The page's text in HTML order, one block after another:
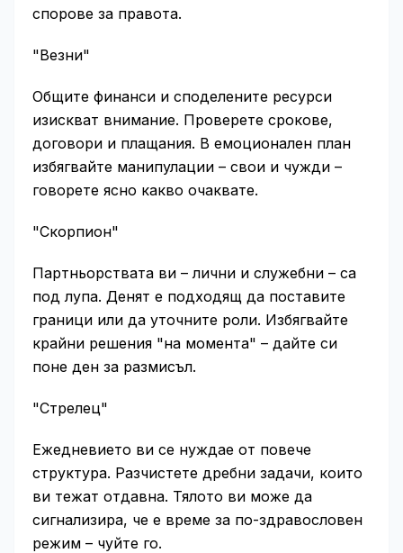
спорове за правота.
"Везни"
Общите финанси и споделените ресурси
изискват внимание. Проверете срокове,
договори и плащания. В емоционален план
избягвайте манипулации – свои и чужди –
говорете ясно какво очаквате.
"Скорпион"
Партньорствата ви – лични и служебни – са
под лупа. Денят е подходящ да поставите
граници или да уточните роли. Избягвайте
крайни решения "на момента" – дайте си
поне ден за размисъл.
"Стрелец"
Ежедневието ви се нуждае от повече
структура. Разчистете дребни задачи, които
ви тежат отдавна. Тялото ви може да
сигнализира, че е време за по-здравословен
режим – чуйте го.